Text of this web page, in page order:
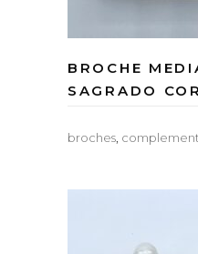
BROCHE
SAGRADO
broches,